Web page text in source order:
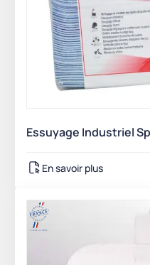
Essuyage Industriel
En savoir plus